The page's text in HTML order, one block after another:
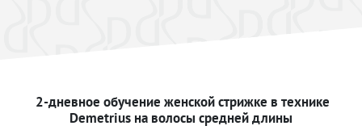
2-дневное обучение женской стрижке в технике
Demetrius на волосы средней длины